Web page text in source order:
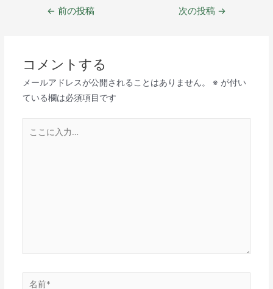
← 前の投稿 次の投稿 →
コメントする
メールアドレスが公開されることはありません。 ※ が付い
ている欄は必須項目です